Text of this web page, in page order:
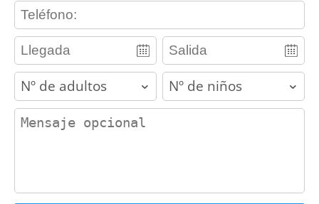
contact_phone
adults children
contact_message